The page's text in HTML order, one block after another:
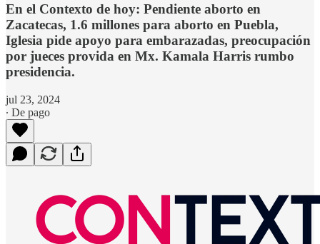
En el Contexto de hoy: Pendiente aborto en
Zacatecas, 1.6 millones para aborto en Puebla,
Iglesia pide apoyo para embarazadas, preocupación
por jueces provida en Mx. ⁠Kamala Harris rumbo
presidencia.
jul 23, 2024
∙ De pago